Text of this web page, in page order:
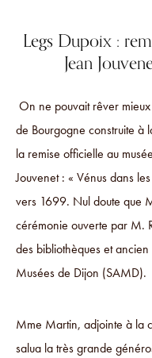
Legs Dupoix :
Jean
On ne pouvait rêver
de Bourgogne construite à
la remise officielle au
Jouvenet : « Vénus dans
vers 1699. Nul doute que
cérémonie ouverte par M.
des bibliothèques et
Musées de Dijon (SAMD).
Mme Martin, adjointe à la
salua la très grande